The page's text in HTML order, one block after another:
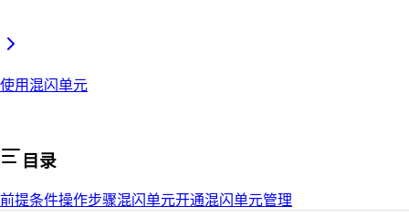
使用混闪单元
目录
前提条件操作步骤混闪单元开通混闪单元管理